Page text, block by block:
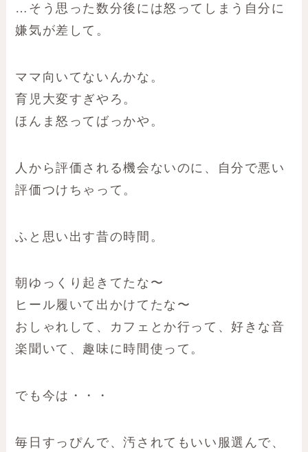
…そう思った数分後には怒ってしまう自分に
嫌気が差して。
ママ向いてないんかな。
育児大変すぎやろ。
ほんま怒ってばっかや。
人から評価される機会ないのに、自分で悪い
評価つけちゃって。
ふと思い出す昔の時間。
朝ゆっくり起きてたな〜
ヒール履いて出かけてたな〜
おしゃれして、カフェとか行って、好きな音
楽聞いて、趣味に時間使って。
でも今は・・・
毎日すっぴんで、汚されてもいい服選んで、